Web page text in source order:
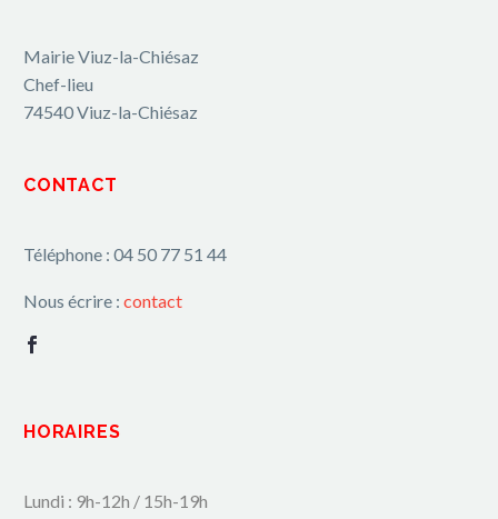
Mairie Viuz-la-Chiésaz
Chef-lieu
74540 Viuz-la-Chiésaz
CONTACT
Téléphone : 04 50 77 51 44
Nous écrire : contact
HORAIRES
Lundi : 9h-12h / 15h-19h